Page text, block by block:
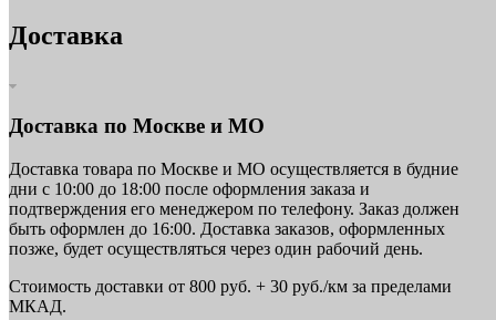
Доставка
Доставка по Москве и МО
Доставка товара по Москве и МО осуществляется в будние
дни с 10:00 до 18:00 после оформления заказа и
подтверждения его менеджером по телефону. Заказ должен
быть оформлен до 16:00. Доставка заказов, оформленных
позже, будет осуществляться через один рабочий день.
Стоимость доставки от 800 руб. + 30 руб./км за пределами
МКАД.